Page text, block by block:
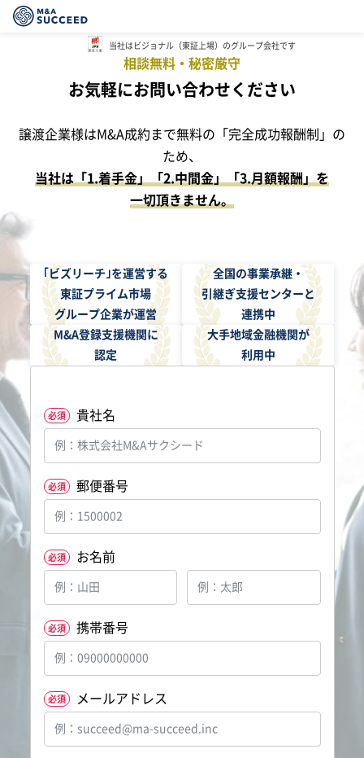
当社はビジョナル（東証上場） のグループ会社です
相談無料・秘密厳守
お気軽にお問い合わせください
譲渡企業様はM&A成約まで無料の「完全成功報酬制」の
ため、
当社は「1.着手金」「2.中間金」「3.月額報酬」を
一切頂きません。
｢ビズリーチ｣を運営する
東証プライム市場
グループ企業が運営
全国の事業承継・
引継ぎ支援センターと
連携中
M&A登録支援機関に
認定
大手地域金融機関が
利用中
必須 貴社名
必須 郵便番号
必須 お名前
必須 携帯番号
必須 メールアドレス